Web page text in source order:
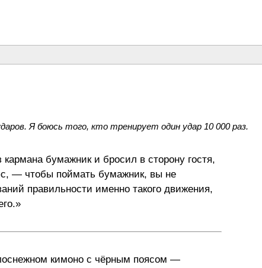
Я боюсь того, кто тренирует один удар 10 000 раз.
бумажник и бросил в сторону гостя,
— чтобы поймать бумажник, вы не
правильности именно такого движения,
кимоно с чёрным поясом —